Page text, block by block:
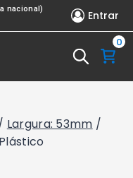
nacional) Entrar
0
Largura: 53mm /